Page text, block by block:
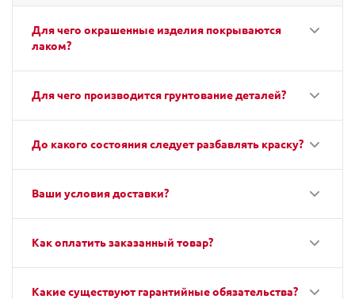
Для чего окрашенные изделия покрываются
лаком?
Для чего производится грунтование деталей?
До какого состояния следует разбавлять краску?
Ваши условия доставки?
Как оплатить заказанный товар?
Какие существуют гарантийные обязательства?